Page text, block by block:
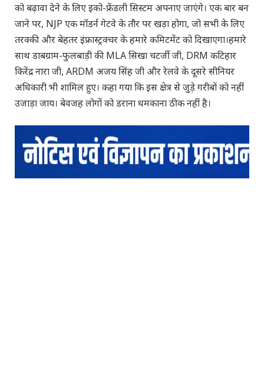
को बढ़ावा देने के लिए इको-फ्रेंडली सिस्टम अपनाए जाएंगे। एक बार बन
जाने पर, NJP एक मॉडर्न गेटवे के तौर पर खड़ा होगा, जो सभी के लिए
तरक्की और बेहतर इंफ्रास्ट्रक्चर के हमारे कमिटमेंट को दिखाएगा।हमारे
साथ डाबग्राम-फुलबाड़ी की MLA सिखा चटर्जी जी, DRM कटिहार
किरेंद्र नारा जी, ARDM अजय सिंह जी और रेलवे के दूसरे सीनियर
अधिकारी भी शामिल हुए। कहा गया कि इस क्षेत्र से जुड़े गरीबों को नहीं
उजाड़ा जाय। बेवजह लोगों को डराना धमकाना ठीक नहीं है।